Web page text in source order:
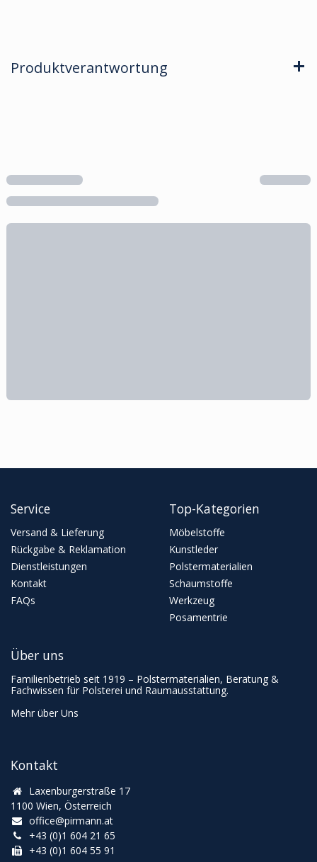
Produktverantwortung
Service
Versand & Lieferung
Rückgabe & Reklamation
Dienstleistungen
Kontakt
FAQs
Top-Kategorien
Möbelstoffe
Kunstleder
Polstermaterialien
Schaumstoffe
Werkzeug
Posamentrie
Kontakt
Laxenburgerstraße 17
1100 Wien, Österreich
office@pirmann.at
+43 (0)1 604 21 65
+43 (0)1 604 55 91
Über uns
Familienbetrieb seit 1919 – Polstermaterialien, Beratung &
Fachwissen für Polsterei und Raumausstattung.
Mehr über Uns